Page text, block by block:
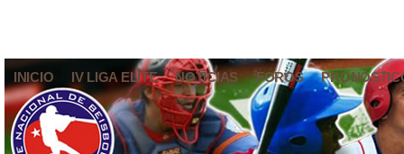
INICIO IV LIGA ELITE NOTICIAS FOROS